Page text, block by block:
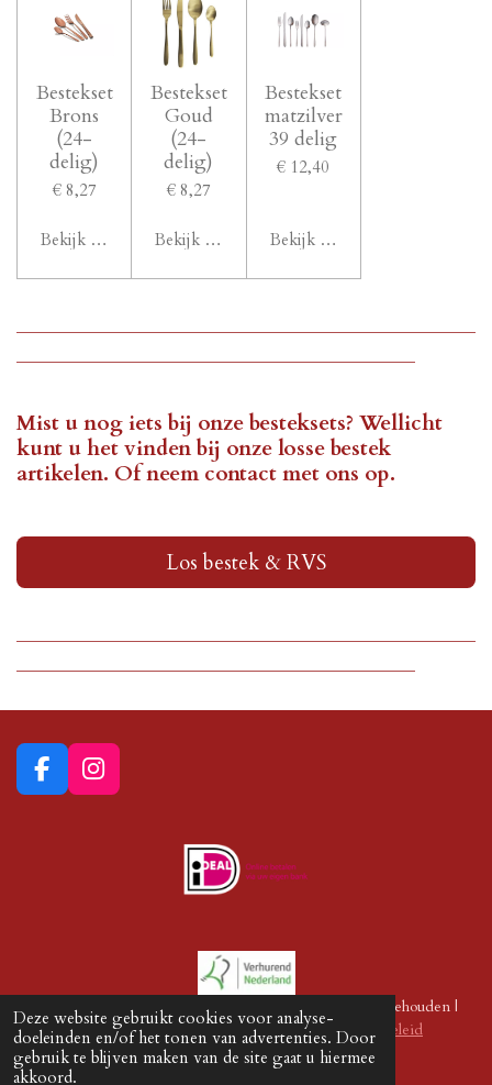
Deze website gebruikt cookies voor analyse-
doeleinden en/of het tonen van advertenties. Door
gebruik te blijven maken van de site gaat u hiermee
akkoord.
Bestekset
Brons
(24-
delig)
€ 8,27
Bekijk details
Bestekset
Goud
(24-
delig)
€ 8,27
Bekijk details
Bestekset
matzilver
39 delig
€ 12,40
Bekijk details
Mist u nog iets bij onze besteksets? Wellicht
kunt u het vinden bij onze losse bestek
artikelen. Of neem contact met ons op.
Los bestek & RVS
F
a
I
n
© 2026 ESB Party- & Tentenverhuur | alle rechten voorbehouden |
Vacatures|Huurvoorwaarden|Privacy policy| Sponsorbeleid